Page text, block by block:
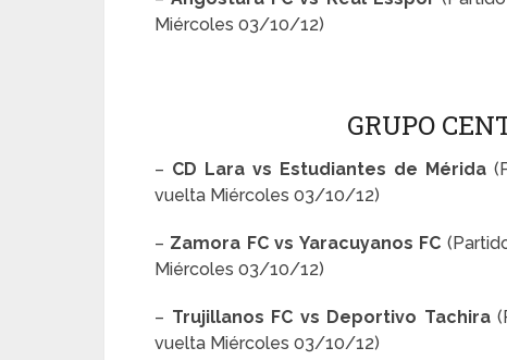
Miércoles 03/10/12)
GRUPO
– CD Lara vs Estudiantes de Mérida
vuelta Miércoles 03/10/12)
– Zamora FC vs Yaracuyanos FC
Miércoles 03/10/12)
– Trujillanos FC vs Deportivo Tachira
vuelta Miércoles 03/10/12)